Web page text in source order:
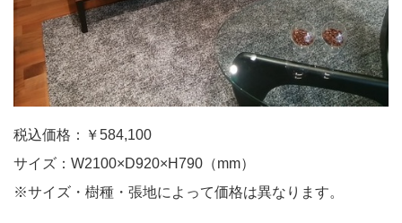
税込価格：￥584,100
サイズ：W2100×D920×H790（mm）
※サイズ・樹種・張地によって価格は異なります。